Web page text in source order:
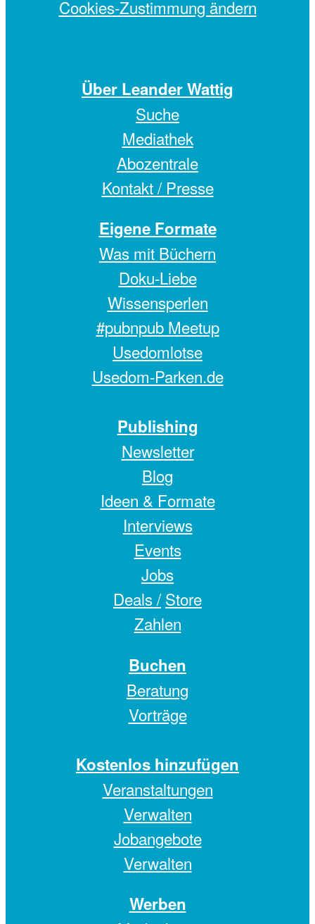
Cookies-Zustimmung ändern
Über Leander Wattig
Suche
Mediathek
Abozentrale
Kontakt / Presse
Eigene Formate
Was mit Büchern
Doku-Liebe
Wissensperlen
#pubnpub Meetup
Usedomlotse
Usedom-Parken.de
Publishing
Newsletter
Blog
Ideen & Formate
Interviews
Events
Jobs
Deals / Store
Zahlen
Buchen
Beratung
Vorträge
Kostenlos hinzufügen
Veranstaltungen
Verwalten
Jobangebote
Verwalten
Werben